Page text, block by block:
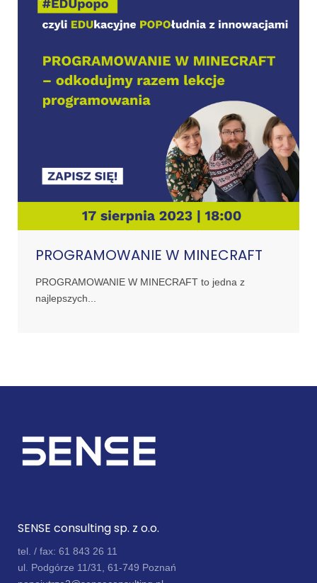
PROGRAMOWANIE W MINECRAFT
PROGRAMOWANIE W MINECRAFT to jedna z
najlepszych...
SENSE consulting sp. z o.o.
tel. / fax: 61 843 26 11
ul. Podgórze 11/31, 61-749 Poznań